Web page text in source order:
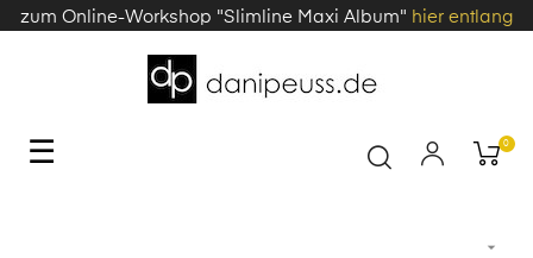
zum Online-Workshop "Slimline Maxi Album" hier entlang
Toggle
☰ 0
